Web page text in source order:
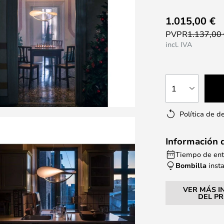
1.015,00 €
PVPR1.137,00
incl. IVA
1
Política de
Información
Tiempo de
Bombilla
VER MÁS
DEL